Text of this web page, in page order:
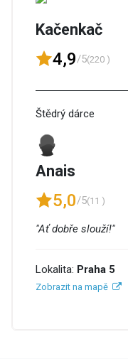
Kačenkač
4,9/5(220 )
Štědrý dárce
Anais
5,0/5(11 )
"Ať dobře slouží!"
Lokalita: Praha 5
Zobrazit na mapě